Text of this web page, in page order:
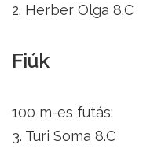
2. Herber Olga 8.C
Fiúk
100 m-es futás:
3. Turi Soma 8.C